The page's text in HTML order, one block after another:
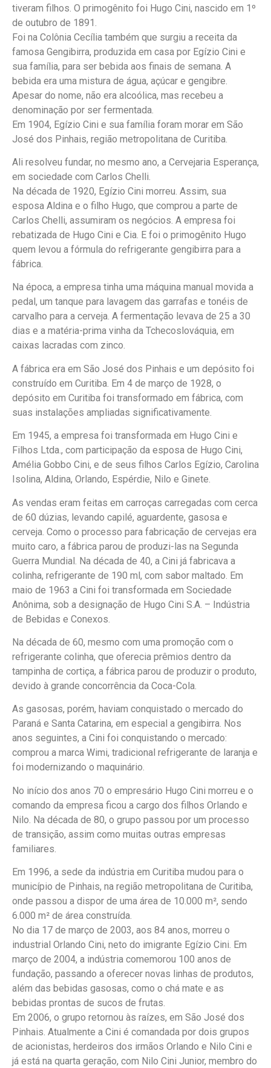
tiveram filhos. O primogênito foi Hugo Cini, nascido em 1º
de outubro de 1891.
Foi na Colônia Cecília também que surgiu a receita da
famosa Gengibirra, produzida em casa por Egízio Cini e
sua família, para ser bebida aos finais de semana. A
bebida era uma mistura de água, açúcar e gengibre.
Apesar do nome, não era alcoólica, mas recebeu a
denominação por ser fermentada.
Em 1904, Egízio Cini e sua família foram morar em São
José dos Pinhais, região metropolitana de Curitiba.
Ali resolveu fundar, no mesmo ano, a Cervejaria Esperança,
em sociedade com Carlos Chelli.
Na década de 1920, Egízio Cini morreu. Assim, sua
esposa Aldina e o filho Hugo, que comprou a parte de
Carlos Chelli, assumiram os negócios. A empresa foi
rebatizada de Hugo Cini e Cia. E foi o primogênito Hugo
quem levou a fórmula do refrigerante gengibirra para a
fábrica.
Na época, a empresa tinha uma máquina manual movida a
pedal, um tanque para lavagem das garrafas e tonéis de
carvalho para a cerveja. A fermentação levava de 25 a 30
dias e a matéria-prima vinha da Tchecoslováquia, em
caixas lacradas com zinco.
A fábrica era em São José dos Pinhais e um depósito foi
construído em Curitiba. Em 4 de março de 1928, o
depósito em Curitiba foi transformado em fábrica, com
suas instalações ampliadas significativamente.
Em 1945, a empresa foi transformada em Hugo Cini e
Filhos Ltda., com participação da esposa de Hugo Cini,
Amélia Gobbo Cini, e de seus filhos Carlos Egízio, Carolina
Isolina, Aldina, Orlando, Espérdie, Nilo e Ginete.
As vendas eram feitas em carroças carregadas com cerca
de 60 dúzias, levando capilé, aguardente, gasosa e
cerveja. Como o processo para fabricação de cervejas era
muito caro, a fábrica parou de produzi-las na Segunda
Guerra Mundial. Na década de 40, a Cini já fabricava a
colinha, refrigerante de 190 ml, com sabor maltado. Em
maio de 1963 a Cini foi transformada em Sociedade
Anônima, sob a designação de Hugo Cini S.A. – Indústria
de Bebidas e Conexos.
Na década de 60, mesmo com uma promoção com o
refrigerante colinha, que oferecia prêmios dentro da
tampinha de cortiça, a fábrica parou de produzir o produto,
devido à grande concorrência da Coca-Cola.
As gasosas, porém, haviam conquistado o mercado do
Paraná e Santa Catarina, em especial a gengibirra. Nos
anos seguintes, a Cini foi conquistando o mercado:
comprou a marca Wimi, tradicional refrigerante de laranja e
foi modernizando o maquinário.
No início dos anos 70 o empresário Hugo Cini morreu e o
comando da empresa ficou a cargo dos filhos Orlando e
Nilo. Na década de 80, o grupo passou por um processo
de transição, assim como muitas outras empresas
familiares.
Em 1996, a sede da indústria em Curitiba mudou para o
município de Pinhais, na região metropolitana de Curitiba,
onde passou a dispor de uma área de 10.000 m², sendo
6.000 m² de área construída.
No dia 17 de março de 2003, aos 84 anos, morreu o
industrial Orlando Cini, neto do imigrante Egízio Cini. Em
março de 2004, a indústria comemorou 100 anos de
fundação, passando a oferecer novas linhas de produtos,
além das bebidas gasosas, como o chá mate e as
bebidas prontas de sucos de frutas.
Em 2006, o grupo retornou às raízes, em São José dos
Pinhais. Atualmente a Cini é comandada por dois grupos
de acionistas, herdeiros dos irmãos Orlando e Nilo Cini e
já está na quarta geração, com Nilo Cini Junior, membro do